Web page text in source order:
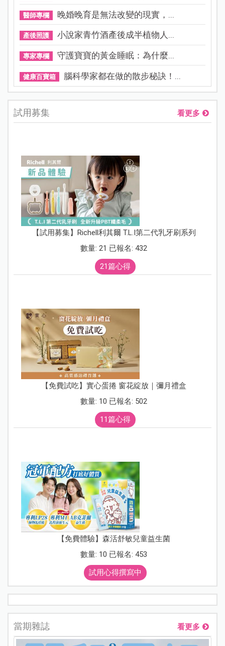
醫師專欄 晚婚晚育是無法改變的現實，...
產後照護 小說家青竹酒產後成半植物人...
專家專欄 守護寶寶的黃金睡眠：為什麼...
健康百寶箱 腦科學家都在做的散步秘訣！...
試用募集 看更多
【試用募集】Richell利其爾 T.L.I第二代乳牙刷系列
數量: 21 已報名: 432
21篇心得
【免費試吃】實心蛋捲 窗花綻放｜彌月禮盒
數量: 10 已報名: 502
11篇心得
【免費體驗】森活舒敏兒童益生菌
數量: 10 已報名: 453
試用心得撰寫中
當期雜誌 看更多